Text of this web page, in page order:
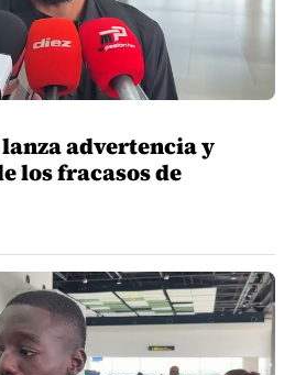
advertencia y
los fracasos de